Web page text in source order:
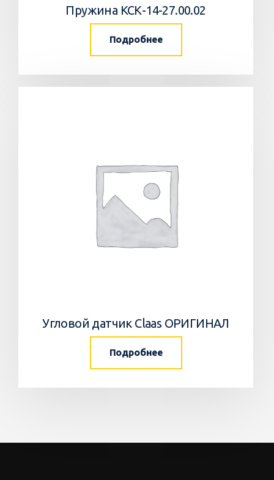
Пружина КСК-14-27.00.02
Подробнее
Угловой датчик Claas ОРИГИНАЛ
Подробнее